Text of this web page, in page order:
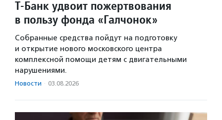
Т-Банк удвоит пожертвования
в пользу фонда «Галчонок»
Собранные средства пойдут на подготовку
и открытие нового московского центра
комплексной помощи детям с двигательными
нарушениями.
Новости · 03.08.2026